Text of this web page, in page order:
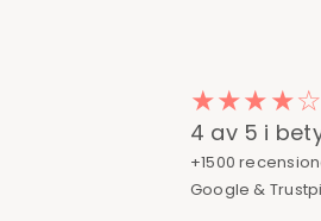
★★★★☆
4 av 5 i
+1500
Google &